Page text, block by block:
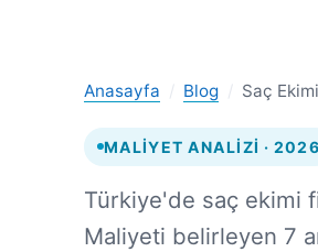
Anasayfa / Blog / Saç
MALIYET ANALIZI · 2026
Türkiye'de saç ekimi
Maliyeti belirleyen 7